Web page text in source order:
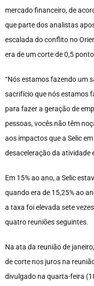
mercado financeiro, de
que parte dos analistas
escalada do conflito no
era de um corte de 0,5
“Nós estamos fazendo um
sacrifício que nós estamos
para fazer a geração de
pessoas, vocês não têm
aos impactos que a Selic
desaceleração da atividade
Em 15% ao ano, a Selic
quando era de 15,25% ao
a taxa foi elevada sete
quatro reuniões seguintes.
Na ata da reunião de
de corte nos juros na
divulgado na quarta-feira